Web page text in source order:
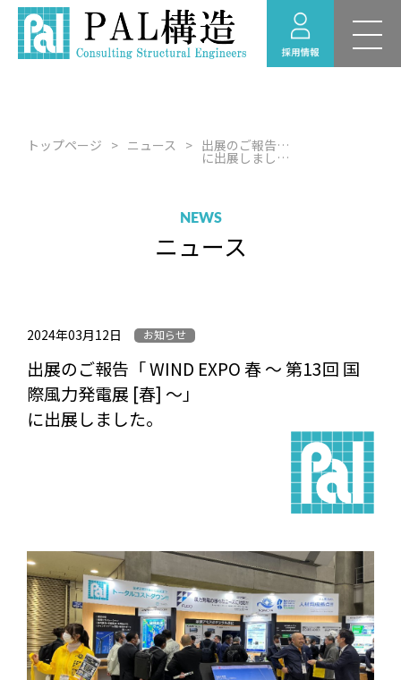
新卒採用 募集要項
採用のお問い合わせ
採用情報ニュース
トップページ ニュース 出展のご報告「 WIND EXPO 春 ～ 第13回 国際風力発電展 [春] ～」
に出展しました。
NEWS
ニュース
2024年03月12日 お知らせ
出展のご報告「 WIND EXPO 春 ～ 第13回 国
際風力発電展 [春] ～」
に出展しました。